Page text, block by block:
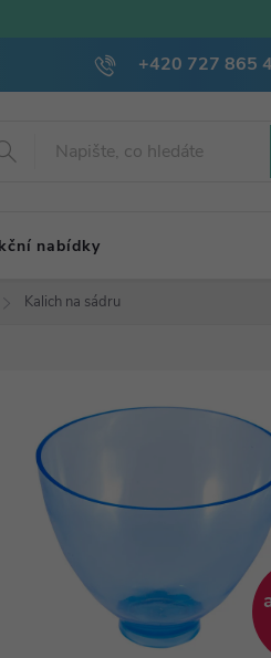
+420 727 865
nabídky
Kalich na sádru